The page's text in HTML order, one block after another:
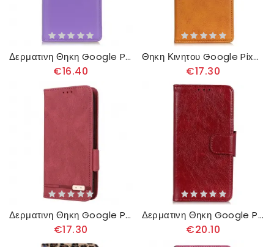
Δερματινη Θηκη Google Pixel 8 Απλό Συνθετικό Δέρμα
€16.40
Θηκη Κινητου Google Pixel 8 Θήκες Κινητών Ματ Συνθετικό Δέρμα
€17.30
Δερματινη Θηκη Google Pixel 8 Vintage Stylish
€17.30
Δερματινη Θηκη Google Pixel 8 Split Nappa Leather Σιλικόνης
€20.10